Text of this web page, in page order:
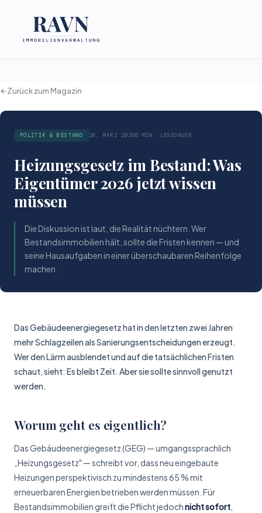
←Zurück zum Magazin
POLITIK & BESTAND 28. MÄRZ 20266 MIN. LESEDAUER
Heizungsgesetz im Bestand: Was
Eigentümer 2026 jetzt wissen
müssen
Die Diskussion ist laut, die Realität nüchtern. Wer
Bestandsimmobilien hält, sollte die Fristen kennen — und
seine Hausaufgaben in einer überschaubaren Reihenfolge
machen.
Das Gebäudeenergie­gesetz hat in den letzten zwei Jahren
mehr Schlagzeilen als Sanierungs­entscheidungen erzeugt.
Wer den Lärm ausblendet und auf die tatsächlichen Fristen
schaut, sieht: Es bleibt Zeit. Aber sie sollte sinnvoll genutzt
werden.
Worum geht es eigentlich?
Das Gebäudeenergie­gesetz (GEG) — umgangs­sprachlich
„Heizungsgesetz" — schreibt vor, dass neu eingebaute
Heizungen perspektivisch zu mindestens 65 % mit
erneuerbaren Energien betrieben werden müssen. Für
Bestands­immobilien greift die Pflicht jedochnicht sofort